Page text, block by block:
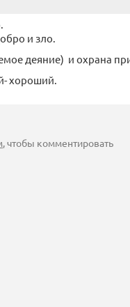
и зло.
деяние) и охрана
хороший.
, чтобы комментировать